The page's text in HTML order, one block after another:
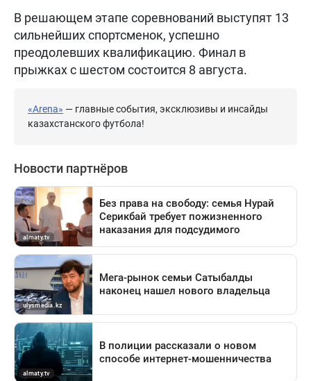
В решающем этапе соревнований выступят 13
сильнейших спортсменок, успешно
преодолевших квалификацию. Финал в
прыжках с шестом состоится 8 августа.
«Arena» — главные события, эксклюзивы и инсайды
казахстанского футбола!